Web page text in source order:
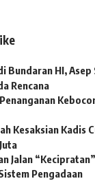
Bundaran HI,
Rencana
Kesaksian Kadis
Jalan
Pengadaan